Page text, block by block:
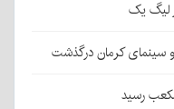
لیگ یک
سینمای کرمان درگذشت